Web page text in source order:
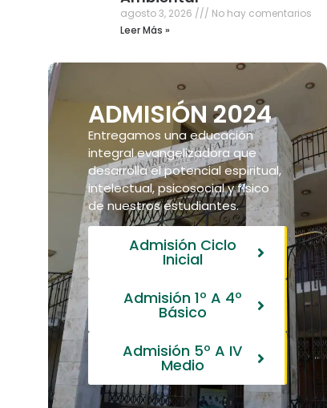
agosto 3, 2026
No hay comentarios
Leer Más »
ADMISIÓN 2024
Entregamos una educación
integral evangelizadora que
desarrolla el potencial espiritual,
intelectual, psicosocial y físico
de nuestros estudiantes.
Admisión Ciclo
Inicial
Admisión 1º A 4º
Básico
Admisión 5º A IV
Medio